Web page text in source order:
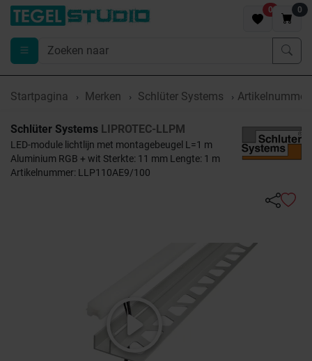
0 0
Startpagina Merken Schlüter Systems
Schlüter Systems LIPROTEC-LLPM
LED-module lichtlijn met montagebeugel L=1 m
Aluminium RGB + wit Sterkte: 11 mm Lengte: 1 m
Artikelnummer: LLP110AE9/100